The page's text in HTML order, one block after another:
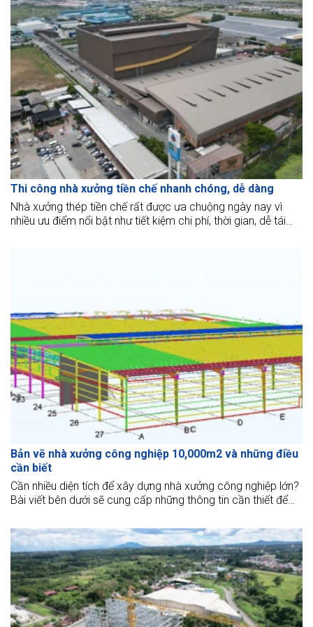
Thi công nhà xưởng tiền chế nhanh chóng, dễ dàng
Nhà xưởng thép tiền chế rất được ưa chuộng ngày nay vì
nhiều ưu điểm nổi bật như tiết kiệm chi phí, thời gian, dễ tái
Bản vẽ nhà xưởng công nghiệp 10,000m2 và những điều
cần biết
Cần nhiều diện tích để xây dựng nhà xưởng công nghiệp lớn?
Bài viết bên dưới sẽ cung cấp những thông tin cần thiết để
sản kinh doanh của mình.